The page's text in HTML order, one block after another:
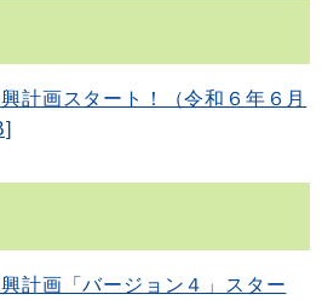
計画スタート！（令和６年６月
計画「バージョン４」スター